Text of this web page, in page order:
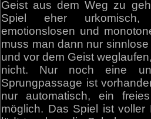
Geist aus dem Weg zu
Spiel eher
emotionslosen und
muss man dann nur
und vor dem Geist
nicht. Nur noch eine
Sprungpassage ist
nur automatisch, ein
möglich. Das Spiel ist